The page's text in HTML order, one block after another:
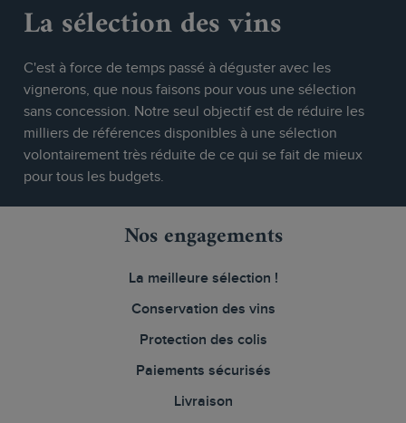
La sélection des vins
C'est à force de temps passé à déguster avec les
vignerons, que nous faisons pour vous une sélection
sans concession. Notre seul objectif est de réduire les
milliers de références disponibles à une sélection
volontairement très réduite de ce qui se fait de mieux
pour tous les budgets.
Nos engagements
La meilleure sélection !
Conservation des vins
Protection des colis
Paiements sécurisés
Livraison